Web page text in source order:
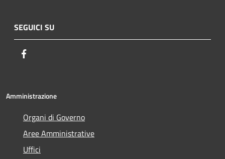
SEGUICI SU
Amministrazione
Organi di Governo
Aree Amministrative
Uffici